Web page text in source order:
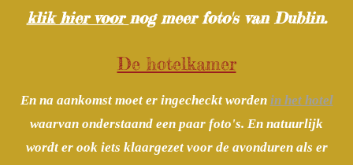
klik hier voornog meer foto's van Dublin.
De hotelkamer
En na aankomst moet er ingecheckt worden in het hotel
waarvan onderstaand een paar foto's. En natuurlijk
wordt er ook iets klaargezet voor de avonduren als er